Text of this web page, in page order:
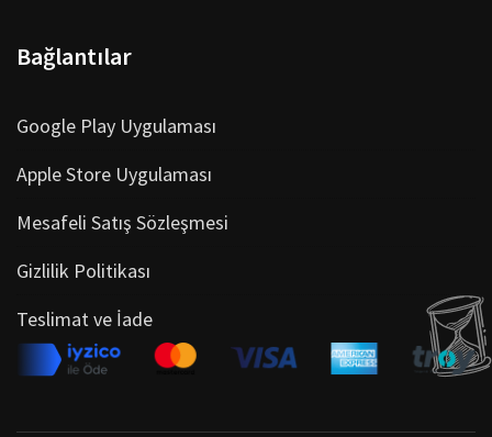
Bağlantılar
Google Play Uygulaması
Apple Store Uygulaması
Mesafeli Satış Sözleşmesi
Gizlilik Politikası
Teslimat ve İade